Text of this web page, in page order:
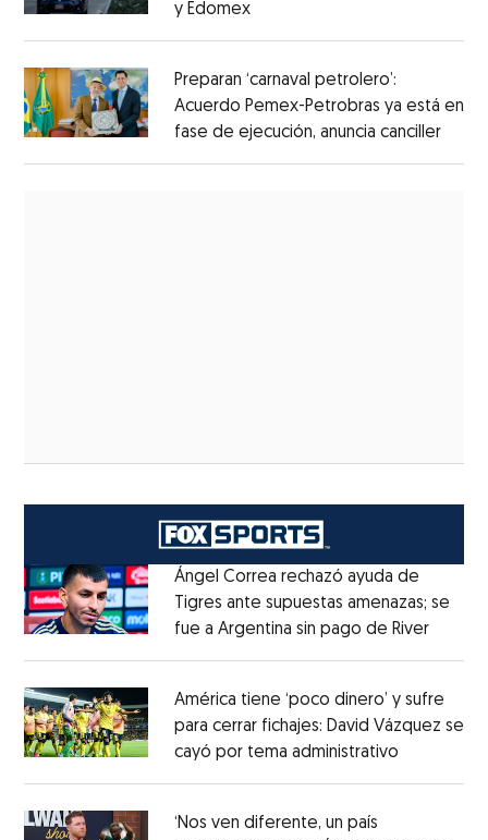
y Edomex
Preparan ‘carnaval petrolero’:
Acuerdo Pemex-Petrobras ya está en
fase de ejecución, anuncia canciller
Ángel Correa rechazó ayuda de
Tigres ante supuestas amenazas; se
fue a Argentina sin pago de RiverOpens
América tiene ‘poco dinero’ y sufre
para cerrar fichajes: David Vázquez se
cayó por tema administrativo
‘Nos ven diferente, un país